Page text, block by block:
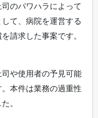
のパワハラによって
て、病院を運営する
請求した事案です。
や使用者の予見可能
本件は業務の過重性
。